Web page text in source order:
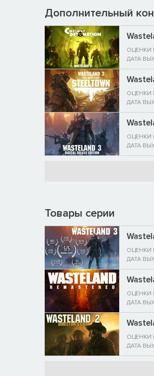
Дополнительный
ОЦЕНКИ
ДАТА
ОЦЕНКИ
ДАТА
ОЦЕНКИ
ДАТА
Товары серии
ОЦЕНКИ
ДАТА
ОЦЕНКИ
ДАТА
ОЦЕНКИ
ДАТА